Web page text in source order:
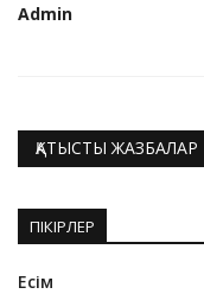
Admin
ҚАТЫСТЫ ЖАЗБАЛАР
ПІКІРЛЕР
Есім